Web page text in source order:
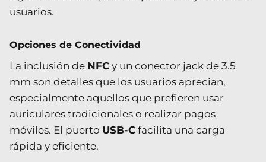
usuarios.
Opciones de Conectividad
La inclusión de NFC y un conector jack de 3.5
mm son detalles que los usuarios aprecian,
especialmente aquellos que prefieren usar
auriculares tradicionales o realizar pagos
móviles. El puerto USB-C facilita una carga
rápida y eficiente.